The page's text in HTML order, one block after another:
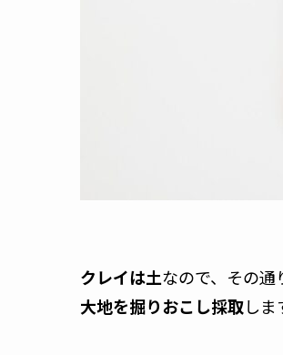
クレイは土なので、その通
大地を掘りおこし採取しま